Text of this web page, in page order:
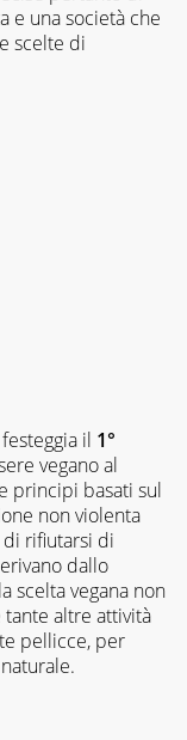
e una società che
scelte di
il 1°
vegano al
principi basati sul
non violenta
di rifiutarsi di
dallo
scelta vegana non
tante altre attività
pellicce, per